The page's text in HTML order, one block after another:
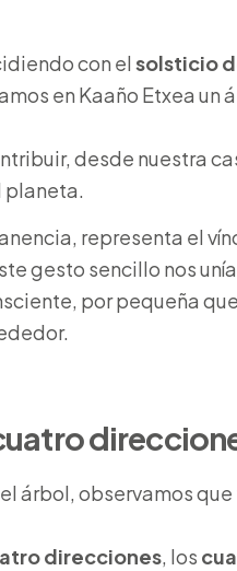
con el solsticio
en Kaaño Etxea un
desde nuestra
planeta.
representa el
gesto sencillo nos
por pequeña
árbol, observamos que
direcciones, los